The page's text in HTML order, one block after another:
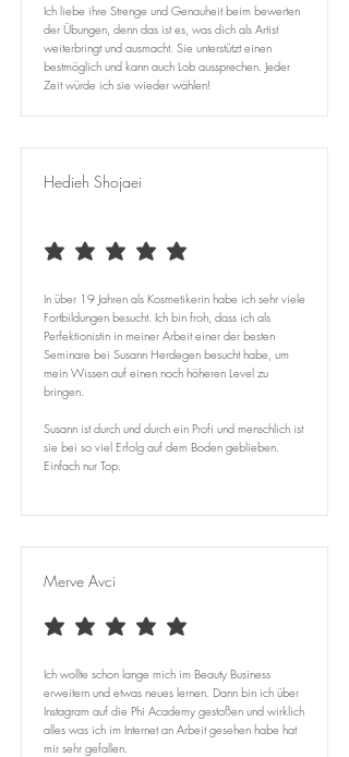
Ich liebe ihre Strenge und Genauheit beim bewerten
der Übungen, denn das ist es, was dich als Artist
weiterbringt und ausmacht. Sie unterstützt einen
bestmöglich und kann auch Lob aussprechen. Jeder
Zeit würde ich sie wieder wählen!
Hedieh Shojaei
durchschnittliches Rating ist 5 von 5
In über 19 Jahren als Kosmetikerin habe ich sehr viele
Fortbildungen besucht. Ich bin froh, dass ich als
Perfektionistin in meiner Arbeit einer der besten
Seminare bei Susann Herdegen besucht habe, um
mein Wissen auf einen noch höheren Level zu
bringen.
Susann ist durch und durch ein Profi und menschlich ist
sie bei so viel Erfolg auf dem Boden geblieben.
Einfach nur Top.
Merve Avci
durchschnittliches Rating ist 5 von 5
Ich wollte schon lange mich im Beauty Business
erweitern und etwas neues lernen. Dann bin ich über
Instagram auf die Phi Academy gestoßen und wirklich
alles was ich im Internet an Arbeit gesehen habe hat
mir sehr gefallen.